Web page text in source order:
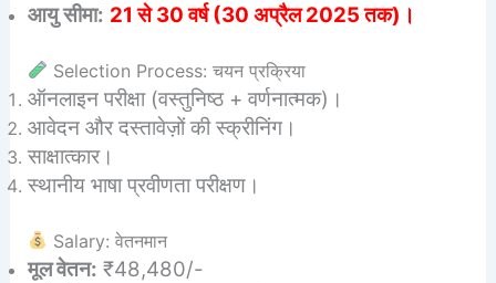
आयु सीमा: 21 से 30 वर्ष (30 अप्रैल 2025 तक)।
Selection Process: चयन प्रक्रिया
ऑनलाइन परीक्षा (वस्तुनिष्ठ + वर्णनात्मक)।
आवेदन और दस्तावेज़ों की स्क्रीनिंग।
साक्षात्कार।
स्थानीय भाषा प्रवीणता परीक्षण।
Salary: वेतनमान
मूल वेतन: ₹48,480/-